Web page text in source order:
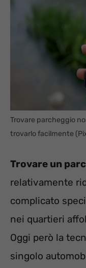
Trovare parcheggio
trovarlo facilmente
Trovare un
relativamente
complicato
nei quartieri
Oggi però la
singolo